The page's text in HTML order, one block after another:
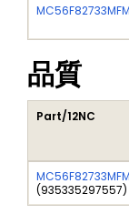
MC56F82733MFM
品質
Part/12NC
MC56F82733MFM
(935335297557)